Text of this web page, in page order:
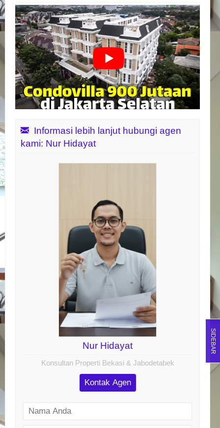
Informasi lebih lanjut hubungi agen
kami: Nur Hidayat
Nur Hidayat
Konsultan Properti Bekasi & Jabodetabek
Kontak Agen
SIDEBAR